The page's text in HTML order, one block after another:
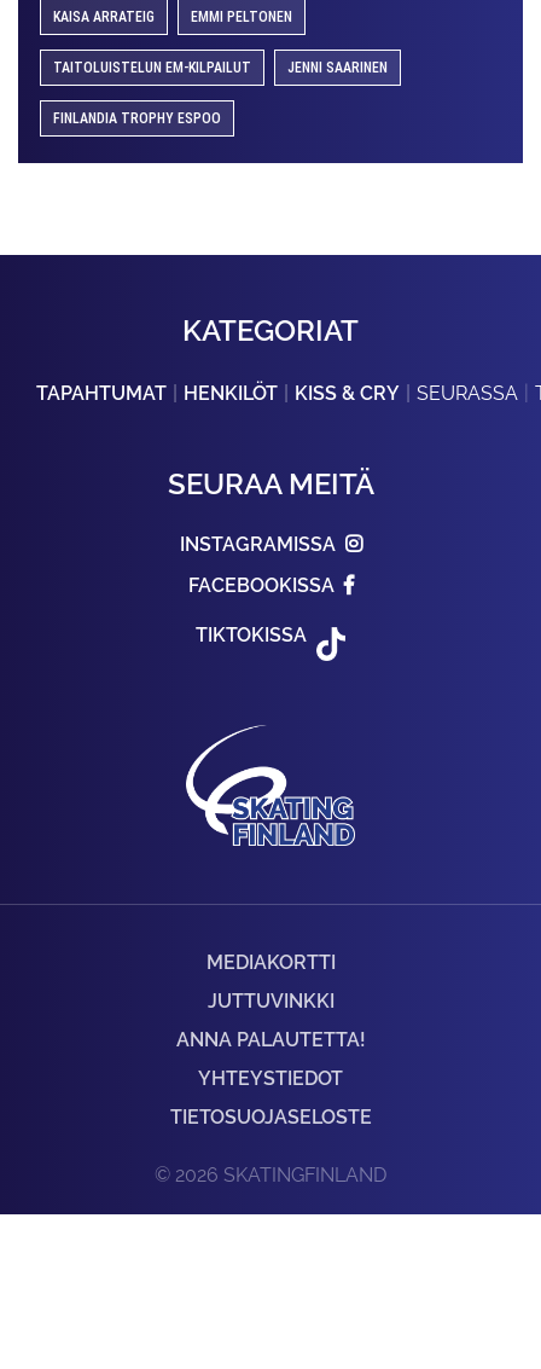
KAISA ARRATEIG EMMI PELTONEN
TAITOLUISTELUN EM-KILPAILUT JENNI SAARINEN
FINLANDIA TROPHY ESPOO
KATEGORIAT
TAPAHTUMAT HENKILÖT KISS & CRY SEURASSA
SEURAA MEITÄ
INSTAGRAMISSA
FACEBOOKISSA
TIKTOKISSA
MEDIAKORTTI
JUTTUVINKKI
ANNA PALAUTETTA!
YHTEYSTIEDOT
TIETOSUOJASELOSTE
© 2026 SKATINGFINLAND